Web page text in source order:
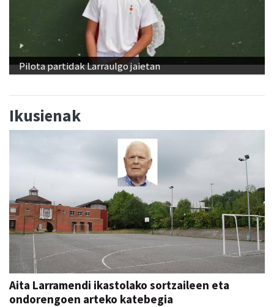
Pilota partidak Larraulgo jaietan
Ikusienak
Aita Larramendi ikastolako sortzaileen eta
ondorengoen arteko katebegia